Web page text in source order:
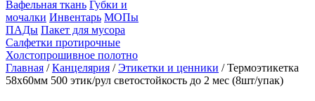
Вафельная ткань Губки и
мочалки Инвентарь МОПы
ПАДы Пакет для мусора
Салфетки протирочные
Холстопрошивное полотно
Главная /Канцелярия /Этикетки и ценники / Термоэтикетка
58х60мм 500 этик/рул светостойкость до 2 мес (8шт/упак)